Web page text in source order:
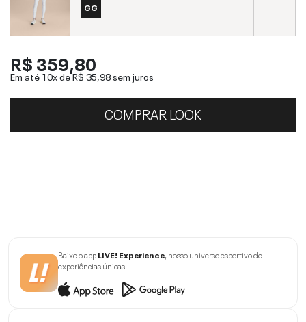
GG
R$ 359,80
Em até 10x deR$ 35,98sem juros
COMPRAR LOOK
Baixe o appLIVE! Experience , nosso universo esportivo de
experiências únicas.